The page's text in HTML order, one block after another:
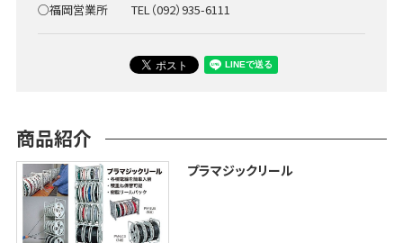
○福岡営業所 TEL（092）935-6111
商品紹介
プラマジックリール